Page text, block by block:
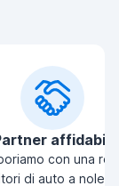
affidabili
con una
di auto a